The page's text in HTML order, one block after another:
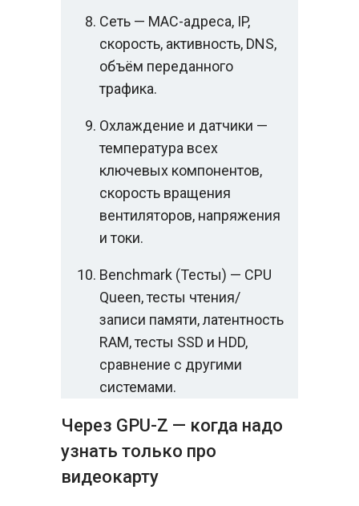
Сеть — MAC-адреса, IP,
скорость, активность, DNS,
объём переданного
трафика.
Охлаждение и датчики —
температура всех
ключевых компонентов,
скорость вращения
вентиляторов, напряжения
и токи.
Benchmark (Тесты) — CPU
Queen, тесты чтения/
записи памяти, латентность
RAM, тесты SSD и HDD,
сравнение с другими
системами.
Через GPU-Z — когда надо
узнать только про
видеокарту